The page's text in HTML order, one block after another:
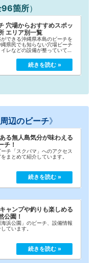
96箇所）
穴場からおすすめスポッ
エリア別一覧
できる沖縄県本島のビーチを
県民でも知らない穴場ビーチ
レなどの設備が整っていて利
」の市町村別に紹介していま
セス方法はもちろん『駐車場
『更衣室、シャワーの有無』
辺のビーチ》
る無人島気分が味わえる
チ！
チ「スクバマ」へのアクセス
まとめて紹介しています。
ャンプや釣りも楽しめる
公園！
浜公園」のビーチ、設備情報
ています。